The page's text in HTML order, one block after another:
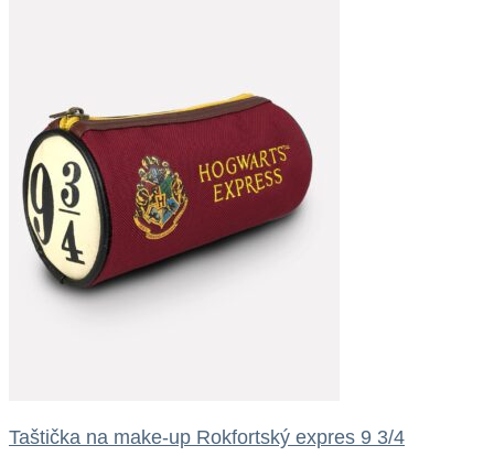
Taštička na make-up Rokfortský expres 9 3/4